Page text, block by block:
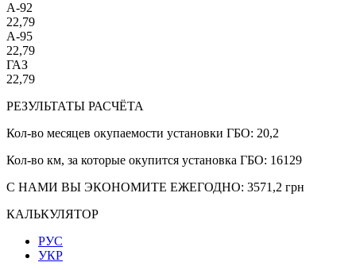
A-92
22,79
A-95
22,79
ГАЗ
22,79
РЕЗУЛЬТАТЫ РАСЧЁТА
Кол-во месяцев окупаемости установки ГБО: 20,2
Кол-во км, за которые окупится установка ГБО: 16129
С НАМИ ВЫ ЭКОНОМИТЕ ЕЖЕГОДНО: 3571,2 грн
КАЛЬКУЛЯТОР
РУС
УКР